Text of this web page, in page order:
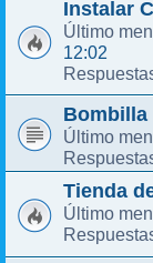
Instalar
Último
12:02
Bombilla
Último
Tienda
Último